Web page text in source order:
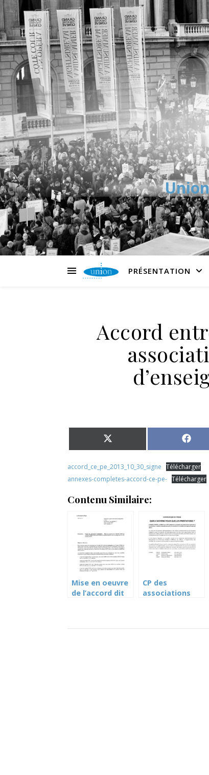
PRÉSENTATION
Accord
Share on X (Twitter)
accord_ce_pe_2013_10_30_signe Télécharger
annexes-completes-accord-ce-pe- Télécharger
Contenu Similaire:
Mise en oeuvre
de l’accord dit
CP des
associations